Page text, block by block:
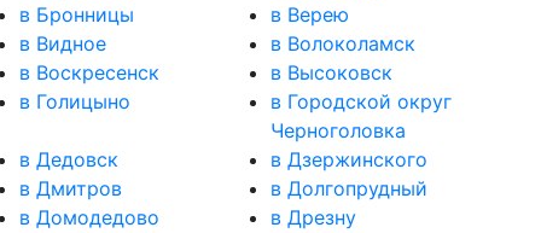
в Бронницы
в Верею
в Видное
в Волоколамск
в Воскресенск
в Высоковск
в Голицыно
в Городской округ
Черноголовка
в Дедовск
в Дзержинского
в Дмитров
в Долгопрудный
в Домодедово
в Дрезну